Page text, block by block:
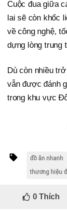
Cuộc đua giữa
lai sẽ còn khốc
về công nghệ,
dựng lòng trung
Dù còn nhiều
vẫn được đánh
trong khu vực
đồ ăn nhanh
thương hiệu
0Thích